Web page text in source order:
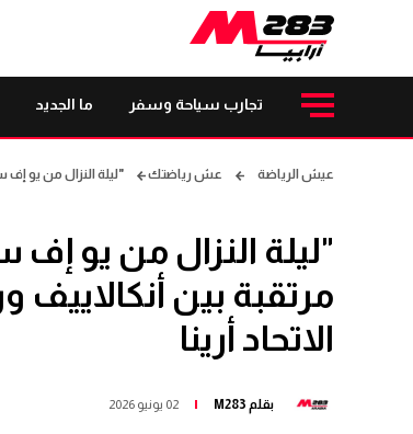
تجارب سياحة وسفر ما الجديد
عيش الرياضة عش رياضتك "ليلة النزال من يو إف سي"
"ليلة النزال من يو
الاتحاد أرينا
بقلم M283 02 يونيو 2026